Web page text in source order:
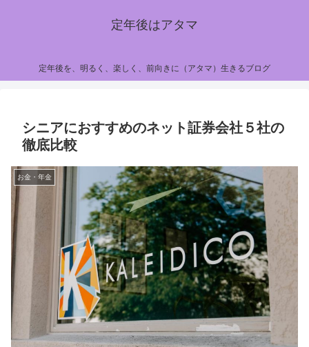
定年後はアタマ
定年後を、明るく、楽しく、前向きに（アタマ）生きるブログ
シニアにおすすめのネット証券会社５社の
徹底比較
お金・年金